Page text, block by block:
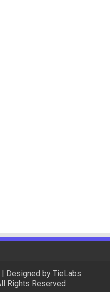
| Designed by TieLabs
Rights Reserved